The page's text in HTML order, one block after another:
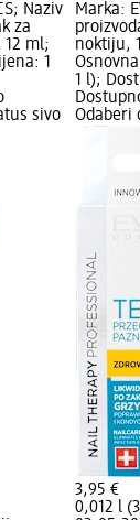
Naziv
za
12 ml;
1
sivo
Marka:
noktiju,
1 l);
Odaberi
3,95 €
0,012 l